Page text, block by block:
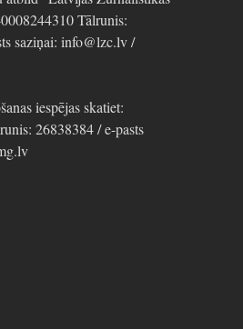
Tālrunis:
saziņai: info@lzc.lv /
iespējas skatiet:
26838384 / e-pasts